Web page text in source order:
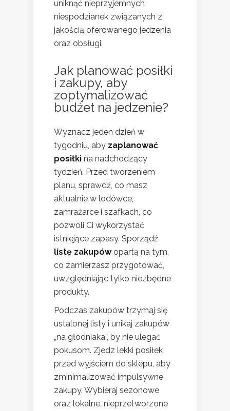
uniknąć nieprzyjemnych
niespodzianek związanych z
jakością oferowanego jedzenia
oraz obsługi.
Jak planować posiłki
i zakupy, aby
zoptymalizować
budżet na jedzenie?
Wyznacz jeden dzień w
tygodniu, aby zaplanować
posiłki na nadchodzący
tydzień. Przed tworzeniem
planu, sprawdź, co masz
aktualnie w lodówce,
zamrażarce i szafkach, co
pozwoli Ci wykorzystać
istniejące zapasy. Sporządź
listę zakupówopartą na tym,
co zamierzasz przygotować,
uwzględniając tylko niezbędne
produkty.
Podczas zakupów trzymaj się
ustalonej listy i unikaj zakupów
„na głodniaka”, by nie ulegać
pokusom. Zjedz lekki posiłek
przed wyjściem do sklepu, aby
zminimalizować impulsywne
zakupy. Wybieraj sezonowe
oraz lokalne, nieprzetworzone